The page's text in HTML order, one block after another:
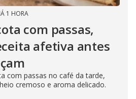
1 HORA
com passas,
afetiva antes
com passas no café da tarde,
cremoso e aroma delicado.